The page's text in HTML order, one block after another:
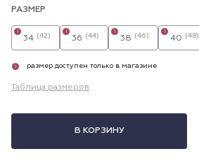
РАЗМЕР
34 (42)
i
36 (44)
i
38 (46)
i
40 (48)
i
i размер доступен только в магазине
Таблица размеров
В КОРЗИНУ